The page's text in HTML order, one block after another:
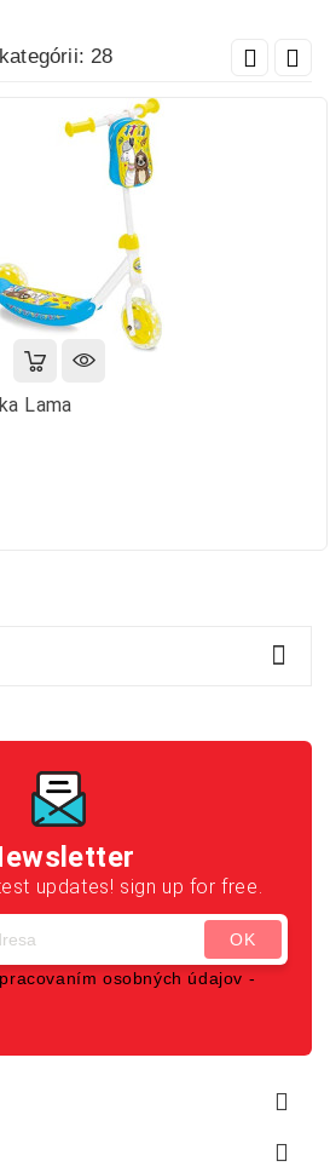
28
Lama

updates! sign up for free.
osobných údajov -

